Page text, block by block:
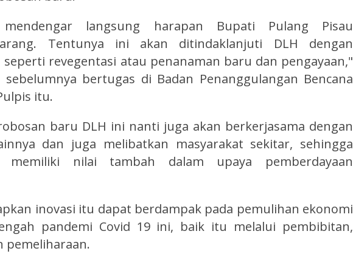
langsung harapan Bupati Pulang Pisau
Tentunya ini akan ditindaklanjuti DLH dengan
revegentasi atau penanaman baru dan pengayaan,"
bertugas di Badan Penanggulangan Bencana
itu.
baru DLH ini nanti juga akan berkerjasama dengan
dan juga melibatkan masyarakat sekitar, sehingga
nilai tambah dalam upaya pemberdayaan
inovasi itu dapat berdampak pada pemulihan ekonomi
pandemi Covid 19 ini, baik itu melalui pembibitan,
pemeliharaan.